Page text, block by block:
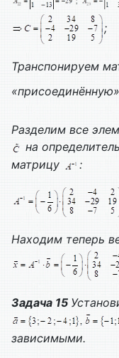
;
Транспонируем
Разделим все
на определитель
матрицу
:
Находим теперь
Задача 15
зависимыми.